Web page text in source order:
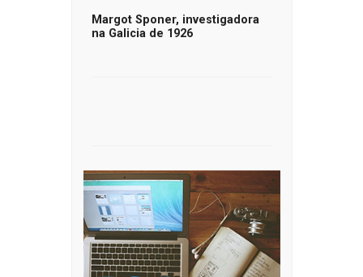
Margot Sponer, investigadora
na Galicia de 1926